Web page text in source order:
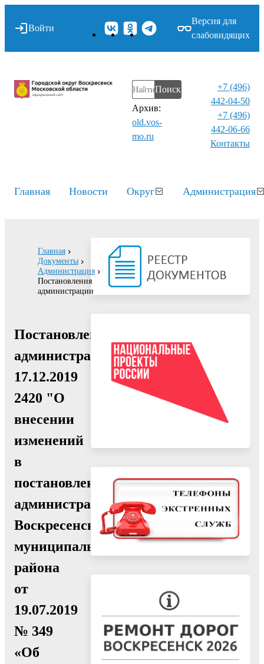
Войти
Версия для
слабовидящих
Поиск
Архив:
old.vos-
mo.ru
+7 (496)
442-04-50
+7 (496)
442-06-66
Контакты⁠
Главная Новости Округ Администрация
Главная
Документы
Администрация
Постановления
администрации
Постановление
администрации
17.12.2019
2420 "О
внесении
изменений
в
постановление
администрации
Воскресенского
муниципального
района
от
19.07.2019
№ 349
«Об